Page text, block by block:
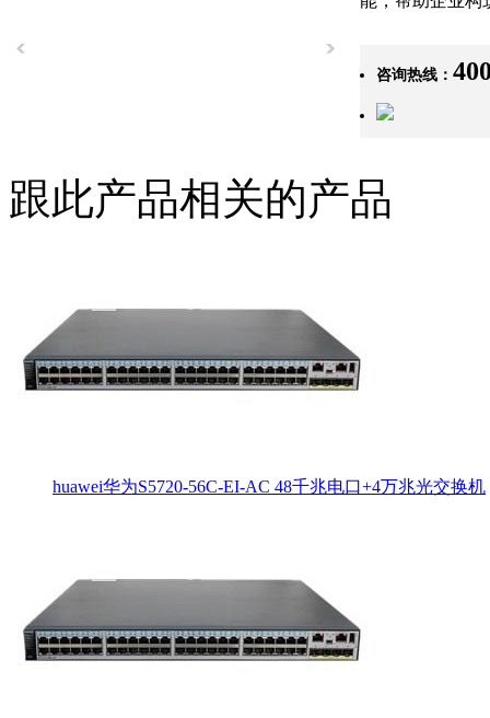
咨询热线：
跟此产品相关的产品
huawei华为S5720-56C-EI-AC 48千兆电口+4万兆光交换机